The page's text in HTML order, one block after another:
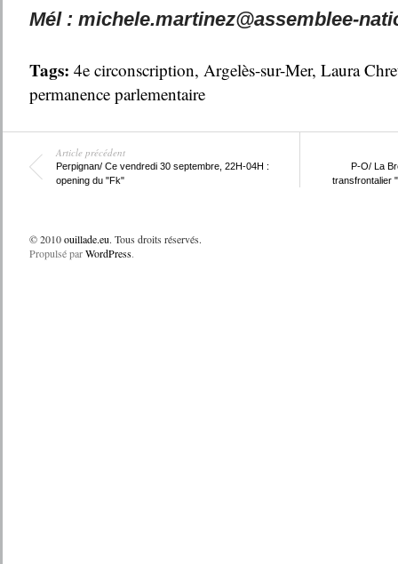
Mél : michele.martinez@assemblee-
Tags: 4e circonscription, Argelès-sur-Mer, Laura
permanence parlementaire
Article précédent
Perpignan/ Ce vendredi 30 septembre, 22H-04H :
opening du "Fk"
P-O/ La
transfrontalier
© 2010ouillade.eu. Tous droits réservés.
Propulsé parWordPress.